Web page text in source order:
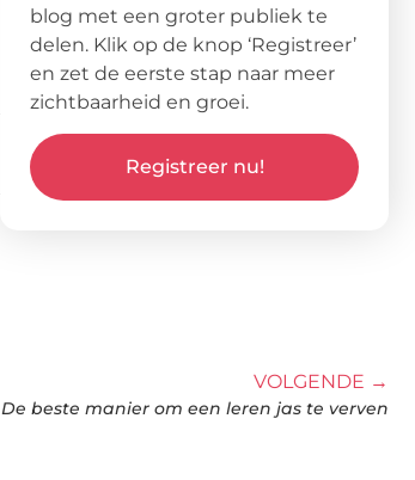
blog met een groter publiek te
delen. Klik op de knop ‘Registreer’
en zet de eerste stap naar meer
zichtbaarheid en groei.
Registreer nu!
VOLGENDE →
De beste manier om een leren jas te verven